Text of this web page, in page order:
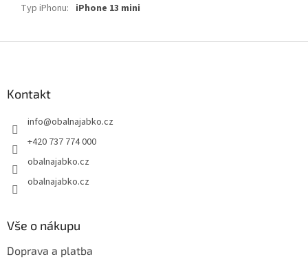
Typ iPhonu: iPhone 13 mini
Kontakt
info@obalnajabko.cz
+420 737 774 000
obalnajabko.cz
obalnajabko.cz
Vše o nákupu
Doprava a platba